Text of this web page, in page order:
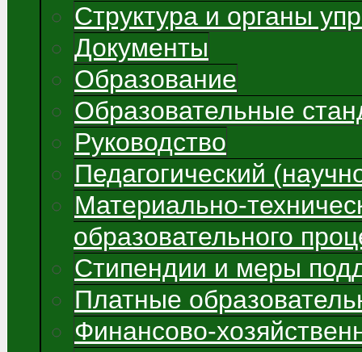
Структура и органы
Документы
Образование
Образовательные
Руководство
Педагогический
Материально-
образовательного
Стипендии и меры
Платные
Финансово-